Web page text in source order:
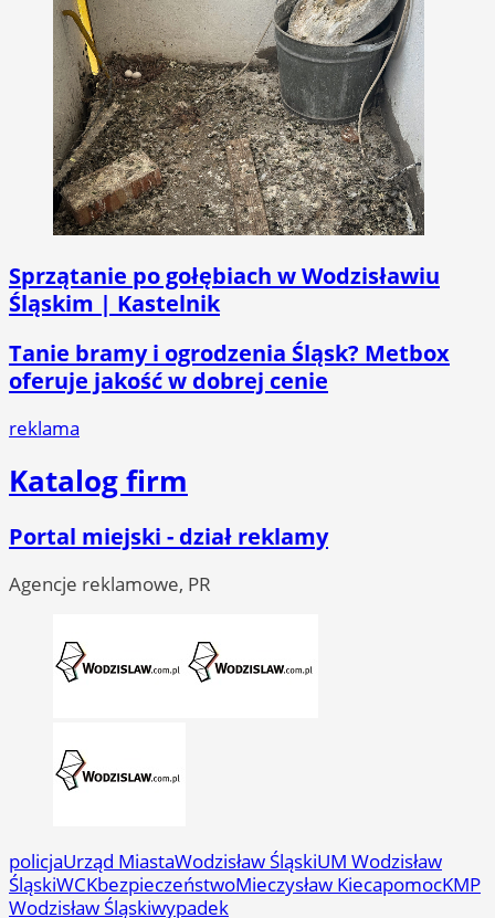
Sprzątanie po gołębiach w Wodzisławiu
Śląskim | Kastelnik
Tanie bramy i ogrodzenia Śląsk? Metbox
oferuje jakość w dobrej cenie
reklama
Katalog firm
Portal miejski - dział reklamy
Agencje reklamowe, PR
policjaUrząd MiastaWodzisław ŚląskiUM Wodzisław
ŚląskiWCKbezpieczeństwoMieczysław KiecapomocKMP
Wodzisław Śląskiwypadek